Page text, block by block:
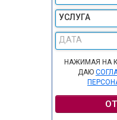
УСЛУГА
ДАТА
НАЖИМАЯ НА
ДАЮ